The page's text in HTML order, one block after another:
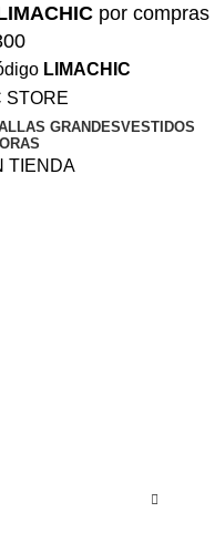
por compras
LIMACHIC
GRANDESVESTIDOS
TIENDA